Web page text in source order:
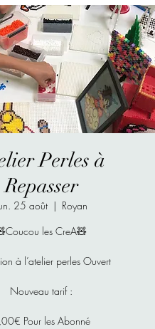
Perles à
Repasser
25 août
  |
Royan
les CreA🧸
à l’atelier perles Ouvert
Nouveau tarif :
Pour les Abonné